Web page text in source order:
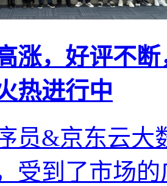
涨，好评不
热进行中
员&京东云大
受到了市场